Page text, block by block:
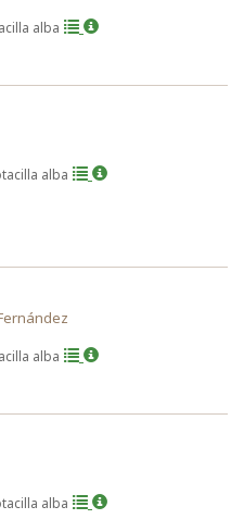
alba
alba
alba
alba